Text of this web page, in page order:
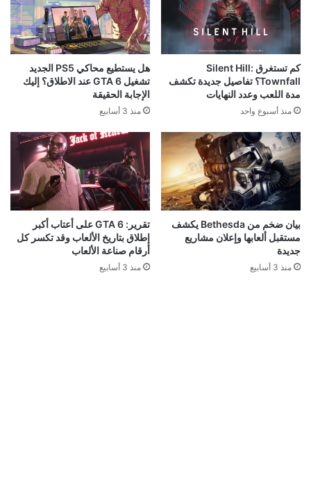
كم تستغرق Silent Hill:
Townfall؟ تفاصيل جديدة تكشف
مدة اللعب وعدد النهايات
منذ أسبوع واحد
هل يستطيع محاكي PS5 الجديد
تشغيل GTA 6 عند الاطلاق؟ إليك
الإجابة الحقيقة
منذ 3 أسابيع
بيان ضخم من Bethesda يكشف
مستقبل ألعابها وإعلان مشاريع
جديدة
منذ 3 أسابيع
تقرير: GTA 6 على أعتاب أكبر
إطلاق بتاريخ الألعاب وقد تكسر كل
أرقام صناعة الألعاب
منذ 3 أسابيع